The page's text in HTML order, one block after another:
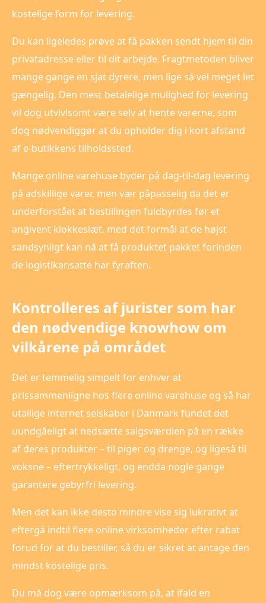
kostelige form for levering.
Du kan ligeledes prøve at få pakken sendt hjem til din
privatadresse eller til dit arbejde. Fragtmetoden bliver
mange gange en sjat dyrere, men lige så vel meget let
gængelig. Den mest betalelige mulighed for levering
vil dog utvivlsomt være selv at hente varerne, som
dog nødvendiggør at du opholder dig i kort afstand
af e-butikkens tilholdssted.
Mange online varehuse byder på dag-til-dag levering
på adskillige varer, men vær påpasselig da det er
underforstået at bestillingen fuldbyrdes før et
angivent klokkeslæt, med det formål at de højst
sandsynligt kan nå at få produktet pakket forinden
de logistikansatte har fyraften.
Kontrolleres af jurister som har
den nødvendige knowhow om
vilkårene på området
Det er temmelig simpelt for enhver at
prissammenligne hos flere online varehuse og så har
utallige internet selskaber i Danmark fundet det
uundgåeligt at nedsætte salgsværdien på en række
af deres produkter – til piger og drenge, og ligeså til
voksne – eftertrykkeligt, og endda nogle gange
garantere gebyrfri levering.
Men det kan ikke desto mindre vise sig lukrativt at
eftergå indtil flere online virksomheder efter rabat
forud for at du bestiller, så du er sikret at antage den
mindst kostelige pris.
Du må dog være opmærksom på, at ifald en